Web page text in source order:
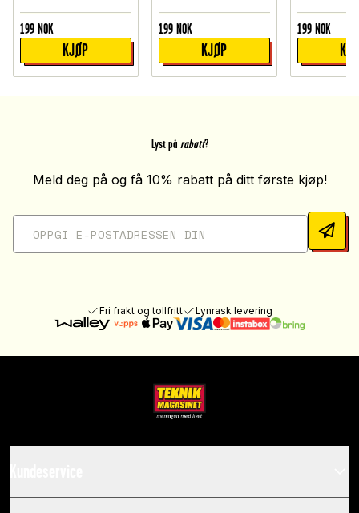
199 NOK
KJØP
199 NOK
KJØP
199 NOK
Lyst på rabatt?
Meld deg på og få 10% rabatt på ditt første kjøp!
Fri frakt og tollfritt Lynrask levering